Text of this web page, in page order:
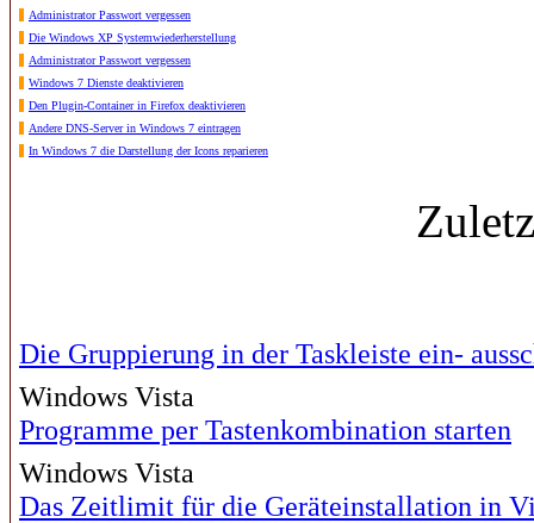
Administrator Passwort vergessen
Die Windows XP Systemwiederherstellung
Administrator Passwort vergessen
Windows 7 Dienste deaktivieren
Den Plugin-Container in Firefox deaktivieren
Andere DNS-Server in Windows 7 eintragen
In Windows 7 die Darstellung der Icons reparieren
Die Gruppierung in der Taskleiste ein-
Windows Vista
Programme per Tastenkombination starten
Windows Vista
Das Zeitlimit für die Geräteinstallation in